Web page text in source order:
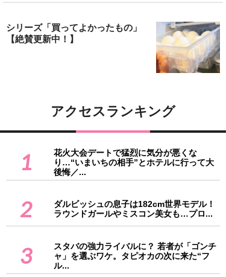
シリーズ「買ってよかったもの」
【絶賛更新中！】
アクセスランキング
1
花火大会デートで猛烈に気分が悪くな
り…“いまいちの相手”とホテルに行って大
後悔／...
2
ダルビッシュの息子は182cm世界モデル！
ラウンドガールやミスコン美女も…プロ...
3
スタバの強力ライバルに？ 若者が「ゴンチ
ャ」を選ぶワケ。タピオカの次に来た“フ
ル...